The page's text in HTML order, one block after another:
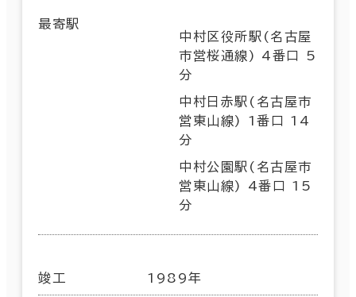
最寄駅
中村区役所駅(名古屋
市営桜通線) 4番口 5
分
中村日赤駅(名古屋市
営東山線) 1番口 14
分
中村公園駅(名古屋市
営東山線) 4番口 15
分
竣工 1989年